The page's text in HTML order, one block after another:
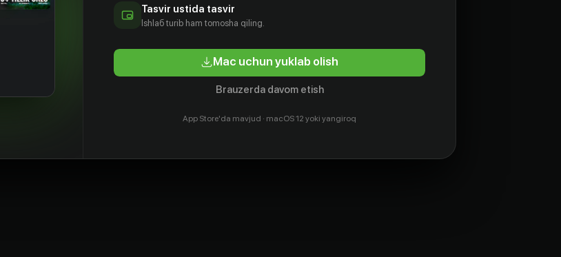
Tasvir ustida tasvir
Ishlаб turib ham tomosha qiling.
Mac uchun yuklab olish
Brauzerda davom etish
App Store'da mavjud · macOS 12 yoki yangiroq